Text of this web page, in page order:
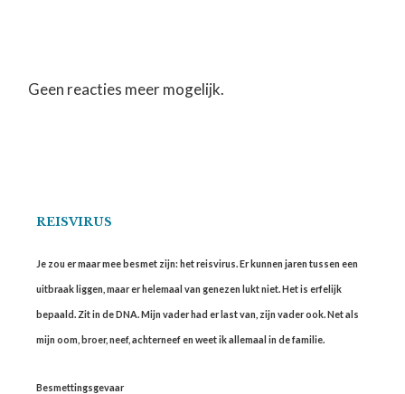
Geen reacties meer mogelijk.
REISVIRUS
Je zou er maar mee besmet zijn: het reisvirus. Er kunnen jaren tussen een
uitbraak liggen, maar er helemaal van genezen lukt niet. Het is erfelijk
bepaald. Zit in de DNA. Mijn vader had er last van, zijn vader ook. Net als
mijn oom, broer, neef, achterneef en weet ik allemaal in de familie.
Besmettingsgevaar